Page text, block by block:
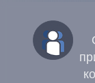
контенту